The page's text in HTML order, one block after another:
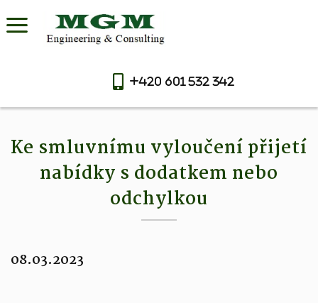
+420 601 532 342
Ke smluvnímu vyloučení přijetí
nabídky s dodatkem nebo
odchylkou
08.03.2023